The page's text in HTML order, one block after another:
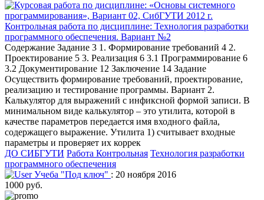
Контрольная работа по дисциплине: Технология разработки
программного обеспечения. Вариант №2
Содержание Задание 3 1. Формирование требований 4 2.
Проектирование 5 3. Реализация 6 3.1 Программирование 6
3.2 Документирование 12 Заключение 14 Задание
Осуществить формирование требований, проектирование,
реализацию и тестирование программы. Вариант 2.
Калькулятор для выражений с инфиксной формой записи. В
минимальном виде калькулятор – это утилита, которой в
качестве параметров передается имя входного файла,
содержащего выражение. Утилита 1) считывает входные
параметры и проверяет их коррек
ДО СИБГУТИ Работа Контрольная Технология разработки
программного обеспечения
Учеба "Под ключ" : 20 ноября 2016
1000 руб.